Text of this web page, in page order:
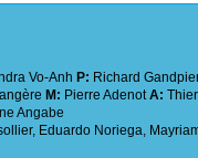
Vo-Anh P: Richard
M: Pierre Adenot A:
Angabe
, Eduardo Noriega,